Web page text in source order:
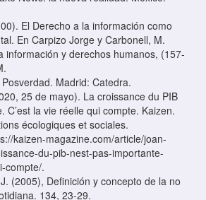
El Derecho a la información como
En Carpizo Jorge y Carbonell, M.
información y derechos humanos, (157-
Madrid: Catedra.
25 de mayo). La croissance du PIB
C’est la vie réelle qui compte. Kaizen.
écologiques et sociales.
kaizen-magazine.com/article/joan-
du-pib-nest-pas-importante-
compte/.
(2005), Definición y concepto de la no
134, 23-29.